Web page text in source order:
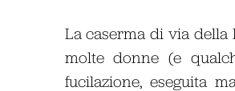
La caserma di via della
molte donne (e
fucilazione, eseguita